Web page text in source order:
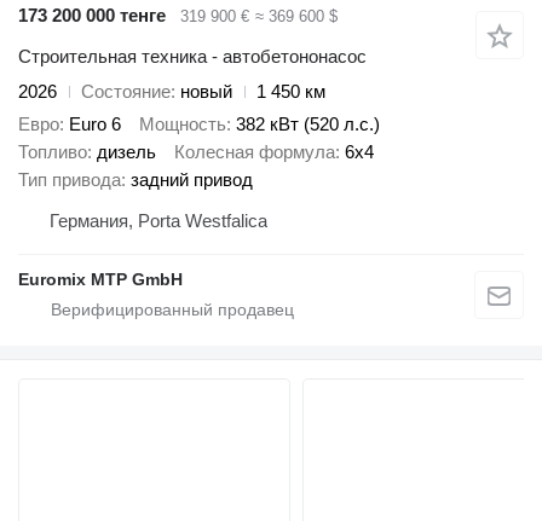
173 200 000 тенге
319 900 € ≈ 369 600 $
Строительная техника - автобетононасос
2026
Состояние новый
1 450 км
Евро Euro 6 Мощность 382 кВт (520 л.с.)
Топливо дизель Колесная формула 6x4
Тип привода задний привод
Германия, Porta Westfalica
Euromix MTP GmbH